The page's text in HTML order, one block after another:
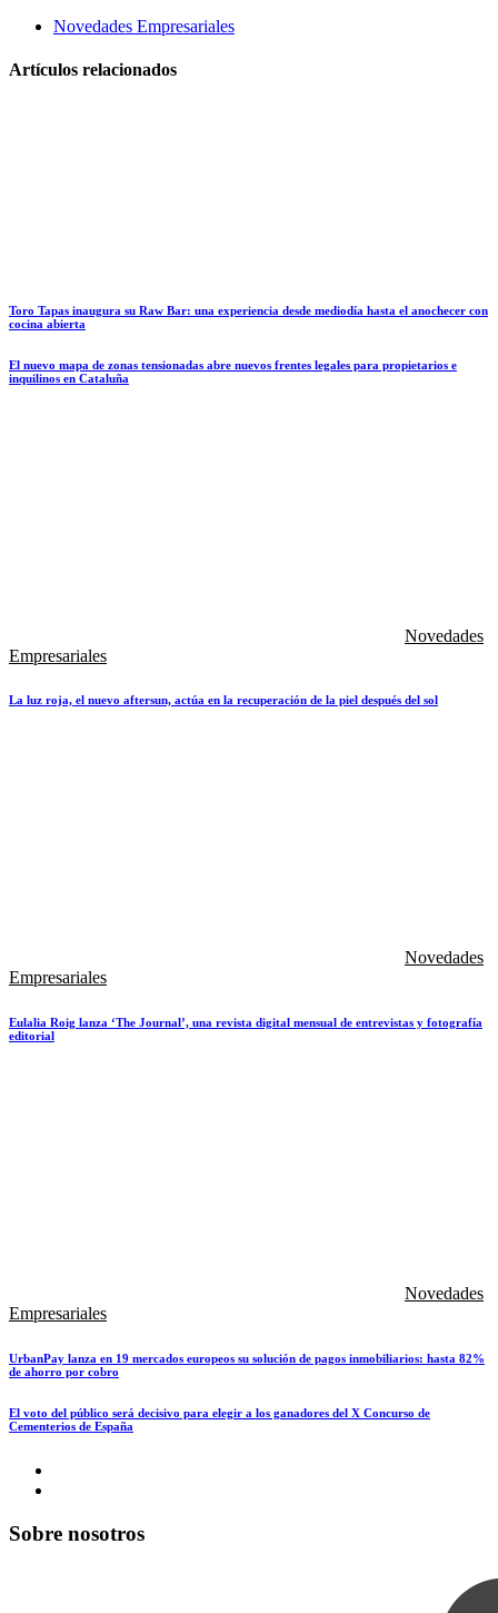
Novedades Empresariales
Artículos relacionados
Toro Tapas inaugura su Raw Bar: una experiencia desde mediodía hasta el anochecer con
cocina abierta
El nuevo mapa de zonas tensionadas abre nuevos frentes legales para propietarios e
inquilinos en Cataluña
Novedades
Empresariales
La luz roja, el nuevo aftersun, actúa en la recuperación de la piel después del sol
Novedades
Empresariales
Eulalia Roig lanza ‘The Journal’, una revista digital mensual de entrevistas y fotografía
editorial
Novedades
Empresariales
UrbanPay lanza en 19 mercados europeos su solución de pagos inmobiliarios: hasta 82%
de ahorro por cobro
El voto del público será decisivo para elegir a los ganadores del X Concurso de
Cementerios de España
Sobre nosotros